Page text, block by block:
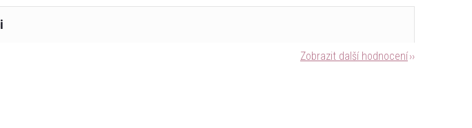
Zobrazit další hodnocení